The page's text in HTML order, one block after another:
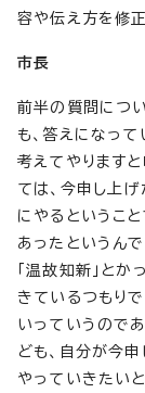
容や伝え方を修
市長
前半の質問につ
も、答えになっ
考えてやります
ては、今申し上
にやるというこ
あったというん
「温故知新」と
きているつもり
いっていうので
ども、自分が今
やっていきたい